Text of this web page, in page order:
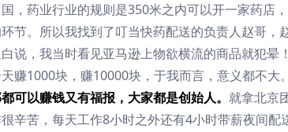
，药业行业的规则是350米之内可以开一家药店
节。所以我找到了叮当快药配送的负责人赵哥
说，我当时看见亚马逊上物欲横流的商品就犯
赚1000块，赚10000块，于我而言，意义都不大。
可以赚钱又有福报，大家都是创始人。 就拿北京
辛苦，每天工作8小时之外还有4小时带薪夜间